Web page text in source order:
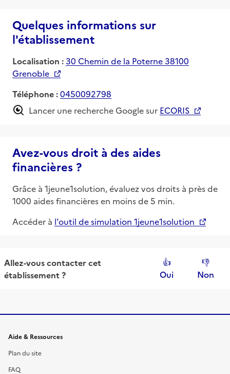
Quelques informations sur
l'établissement
Localisation :30 Chemin de la Poterne 38100
Grenoble
Téléphone :0450092798
Lancer une recherche Google sur ECORIS
Avez-vous droit à des aides
financières ?
Grâce à 1jeune1solution, évaluez vos droits à près de
1000 aides financières en moins de 5 min.
Accéder à l'outil de simulation 1jeune1solution
Allez-vous contacter cet
établissement?
👍
Oui
👎
Non
Informations et liens du site
Aide & Ressources
Plan du site
FAQ